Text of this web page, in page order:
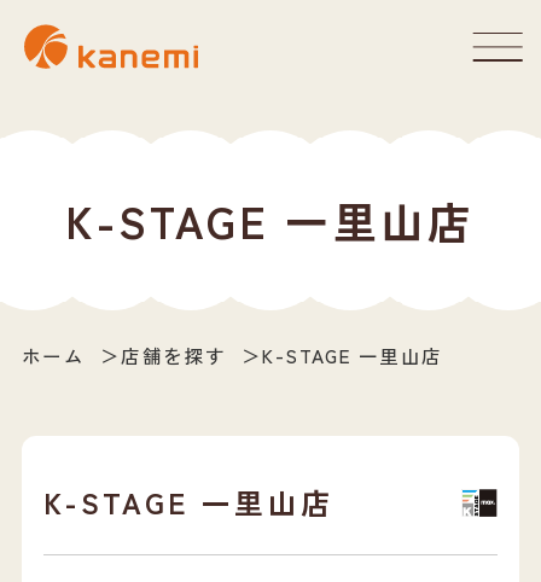
K-STAGE 一里山店
ホーム 店舗を探す K-STAGE 一里山店
K-STAGE 一里山店